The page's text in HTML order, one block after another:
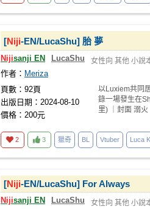
[Niji-EN/LucaShu] 胎 夢
Nijisanji EN LucaShu 女性向 其他 小說
作者： Meriza
頁數：92頁
出版日期：2024-08-10
價格：200元
以Luxiem共同
錄一場發生在
里) ｜封面 溺
2 3 獵奇 BL Vtuber Luca
[Niji-EN/LucaShu] For Always
Nijisanji EN LucaShu 女性向 其他 小說